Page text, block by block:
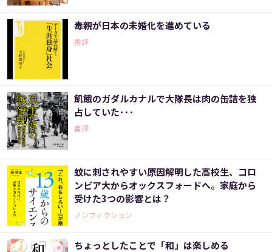
毒親が日本の未婚化を進めている
書評
飢餓のガダルカナルで大隊長は肉の缶詰を独
占していた･･･
書評
蚊に刺されやすい原因解明した高校生、コロ
ンビア大からオックスフォードへ。家庭から
受けた3つの影響とは？
ノンフィクション
ちょっとしたことで「和」は楽しめる